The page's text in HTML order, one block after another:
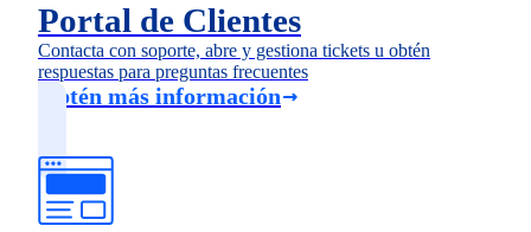
Portal de Clientes
Contacta con soporte, abre y gestiona tickets u obtén
respuestas para preguntas frecuentes
Obtén más información